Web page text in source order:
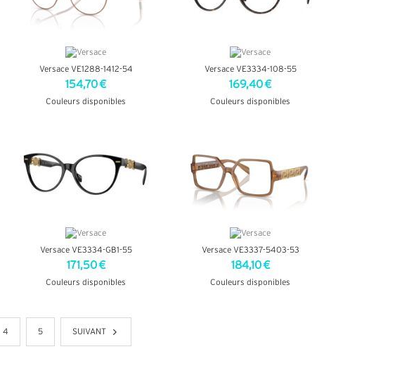
Versace VE1288-1412-54
154,70 €
Couleurs disponibles
Versace VE3334-108-55
169,40 €
Couleurs disponibles
Versace VE3334-GB1-55
171,50 €
Couleurs disponibles
Versace VE3337-5403-53
184,10 €
Couleurs disponibles
4 5 SUIVANT